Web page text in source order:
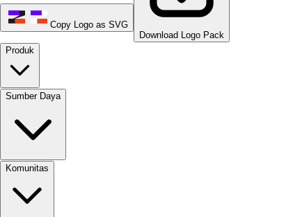
Copy Logo as SVG
Download Logo Pack
Produk
Sumber Daya
Komunitas